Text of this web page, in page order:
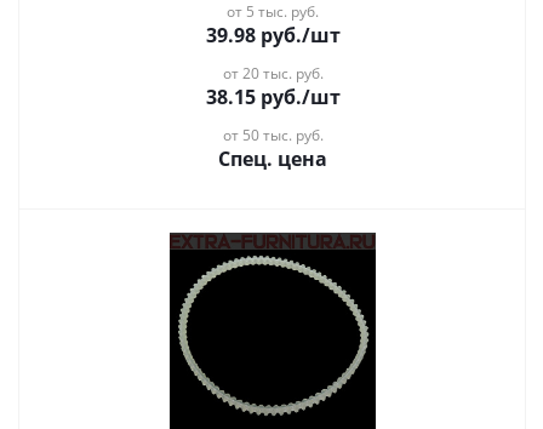
от 5 тыс. руб.
39.98руб./шт
от 20 тыс. руб.
38.15руб./шт
от 50 тыс. руб.
Спец. цена